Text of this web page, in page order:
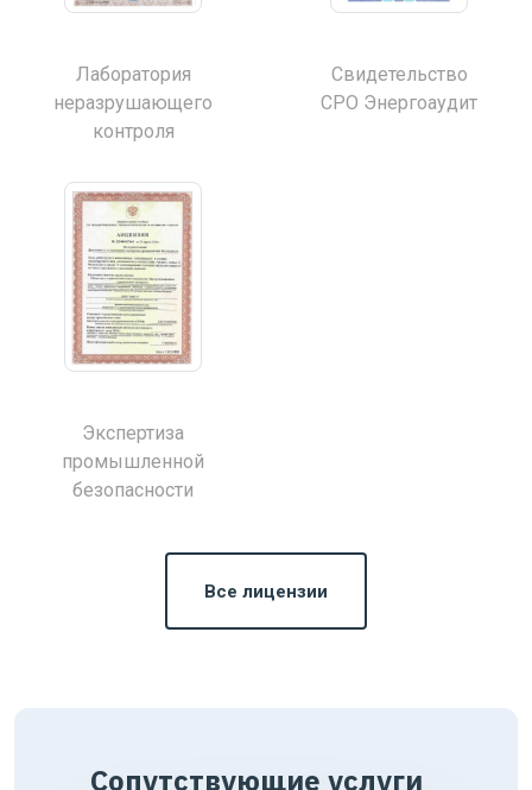
Лаборатория
неразрушающего
контроля
Свидетельство
СРО Энергоаудит
Экспертиза
промышленной
безопасности
Все лицензии
Сопутствующие услуги